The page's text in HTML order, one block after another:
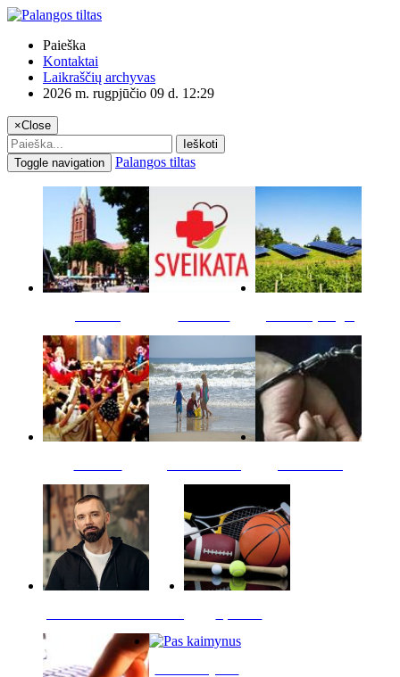
Paieška
Kontaktai
Laikraščių archyvas
2026 m. rugpjūčio 09 d. 12:29
×Close
Ieškoti
Toggle navigation
Palangos tiltas